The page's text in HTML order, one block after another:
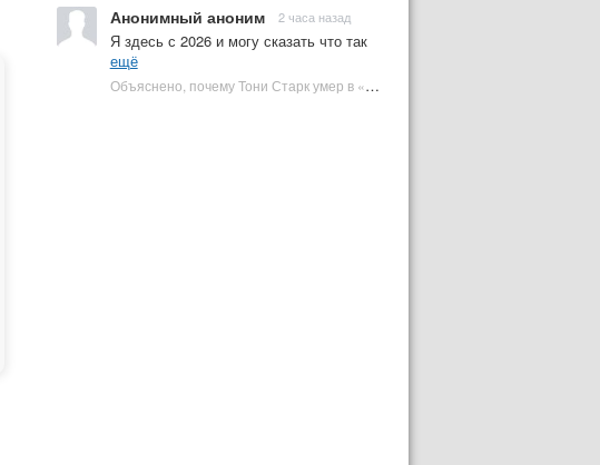
Анонимный аноним 2 часа назад
Я здесь с 2026 и могу сказать что так
ещё
Объяснено, почему Тони Старк умер в «Мстителях: Финал» вместо Стива Роджерса